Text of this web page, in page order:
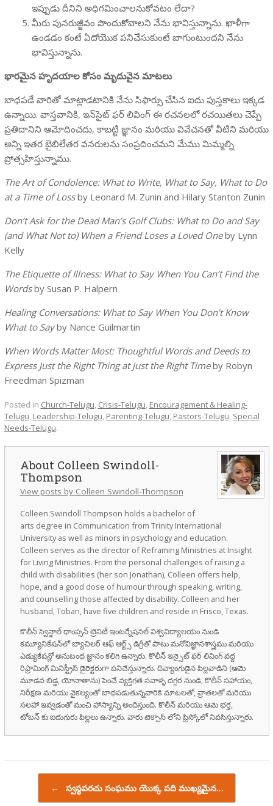
ఇప్పుడు దీనిని అధిగమించాలనుకోవటం లేదా?
మీరు పునరుజ్జీవం పొందుకోవాలని నేను భావిస్తున్నాను. ఖాళీగా
ఉండడం కంటే ఏదోయొక పనిచేసుకుంటే బాగుంటుందని నేను
భావిస్తున్నాను.
భారమైన హృదయాల కోసం మృదువైన మాటలు
బాధపడే వారితో మాట్లాడటానికి నేను సిఫార్సు చేసిన ఐదు పుస్తకాలు ఇక్కడ
ఉన్నాయి. వాస్తవానికి, ఇన్‌సైట్ ఫర్ లివింగ్ ఈ రచనలలో రచయితలు చెప్పే
ప్రతిదానిని ఆమోదించదు, కాబట్టి జ్ఞానం మరియు వివేచనతో వీటిని మరియు
అన్ని ఇతర బైబిలేతర వనరులను సంప్రదించమని మేము మిమ్మల్ని
ప్రోత్సహిస్తున్నాము.
The Art of Condolence: What to Write, What to Say, What to Do
at a Time of Lossby Leonard M. Zunin and Hilary Stanton Zunin
Don’t Ask for the Dead Man’s Golf Clubs: What to Do and Say
(and What Not to) When a Friend Loses a Loved Oneby Lynn
Kelly
The Etiquette of Illness: What to Say When You Can’t Find the
Wordsby Susan P. Halpern
Healing Conversations: What to Say When You Don’t Know
What to Sayby Nance Guilmartin
When Words Matter Most: Thoughtful Words and Deeds to
Express Just the Right Thing at Just the Right Timeby Robyn
Freedman Spizman
Posted in Church-Telugu, Crisis-Telugu, Encouragement & Healing-
Telugu, Leadership-Telugu, Parenting-Telugu, Pastors-Telugu, Special
Needs-Telugu.
Colleen Swindoll-
Thompson
View posts by Colleen Swindoll-Thompson
Colleen Swindoll Thompson holds a bachelor of
arts degree in Communication from Trinity International
University as well as minors in psychology and education.
Colleen serves as the director of Reframing Ministries at Insight
for Living Ministries. From the personal challenges of raising a
child with disabilities (her son Jonathan), Colleen offers help,
hope, and a good dose of humour through speaking, writing,
and counselling those affected by disability. Colleen and her
husband, Toban, have five children and reside in Frisco, Texas.
కొలీన్ స్విన్డాల్ థాంప్సన్ ట్రినిటీ ఇంటర్నేషనల్ విశ్వవిద్యాలయం నుండి
కమ్యూనికేషన్‌లో బ్యాచిలర్ ఆఫ్ ఆర్ట్స్ డిగ్రీతో పాటు మనోవిజ్ఞానశాస్త్రము మరియు
ఎడ్యుకేషన్లో అనుబంధ జ్ఞానం కలిగి ఉన్నారు. కొలీన్ ఇన్సైట్ ఫర్ లివింగ్ వద్ద
రిఫ్రామింగ్ మినిస్ట్రీస్ డైరెక్టరుగా పనిచేస్తున్నారు. దివ్యాంగుడైన పిల్లవాడిని (ఆమె
మూడవ బిడ్డ, యోనాతాను) పెంచే వ్యక్తిగత సవాళ్ళ దగ్గర నుండి, కొలీన్ సహాయం,
నిరీక్షణ మరియు వైకల్యంతో బాధపడుతున్నవారికి మాటలతో, వ్రాతలతో మరియు
సలహా ఇవ్వడంతో మంచి హాస్యాన్ని అందిస్తుంది. కొలీన్ మరియు ఆమె భర్త,
టోబన్ కు ఐదుగురు పిల్లలు ఉన్నారు. వారు టెక్సాస్ లోని ఫ్రిస్కోలో నివసిస్తున్నారు.
Post navigation
← స్వస్థపరచు సంఘము యొక్క పది ముఖ్యమైన…